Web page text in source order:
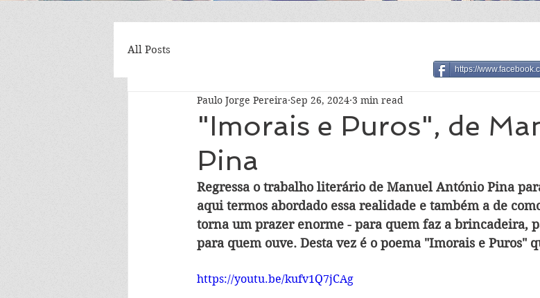
All Posts
"Imorais e Puros", de
Pina
Paulo Jorge Pereira Sep 26, 2024 3 min read
Regressa o trabalho literário de Manuel António Pina
aqui termos abordado essa realidade e também a de
torna um prazer enorme - para quem faz a brincadeira,
para quem ouve. Desta vez é o poema "Imorais e Puros"
https://youtu.be/kufv1Q7jCAg
https://